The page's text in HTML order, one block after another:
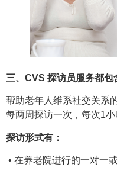
三、CVS 探访员服务都包
帮助老年人维系社交关系
每两周探访一次，每次1小
探访形式有：
• 在养老院进行的一对一